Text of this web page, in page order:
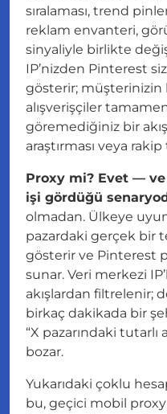
sıralaması, trend
reklam envanteri,
sinyaliyle birlikte
IP’nizden Pinterest
gösterir; müşterinizin
alışverişçiler
göremediğiniz bir
araştırması veya
Proxy mi? Evet — ve
işi gördüğü
olmadan. Ülkeye
pazardaki gerçek bir
gösterir ve Pinterest
sunar. Veri merkezi
akışlardan filtrelenir;
birkaç dakikada bir
“X pazarındaki
bozar.
Yukarıdaki çoklu
bu, geçici mobil